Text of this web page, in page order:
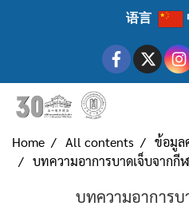
语言
Home All contents
ข้อมูล
บทความอาการบาดเจ็บจากกี
บทความอาการบ